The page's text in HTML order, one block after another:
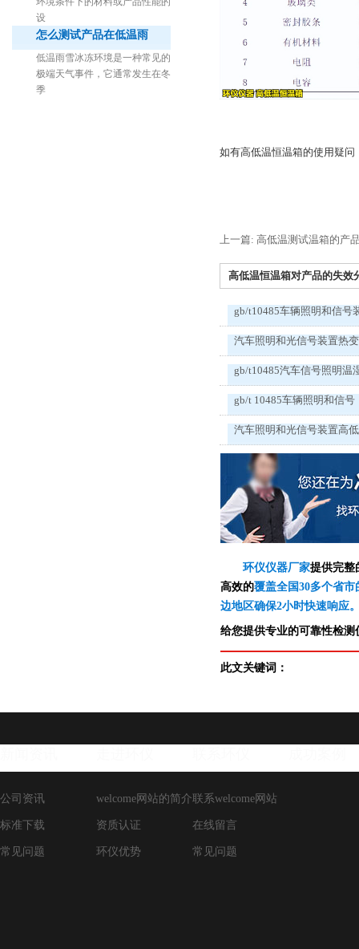
设
怎么测试产品在低温雨
低温雨雪冰冻环境是一种常见的
极端天气事件，它通常发生在冬
季
如有高低温恒温箱的使用疑问
上一篇: 高低温测试温箱的产
高低温恒温箱对产品的失效
gb/t10485车辆照明和信号
汽车照明和光信号装置热
gb/t10485汽车信号照明温
gb/t 10485车辆照明和信号
汽车照明和光信号装置高
环仪仪器厂家提供完整
高效的覆盖全国30多个省
边地区确保2小时快速响应
给您提供专业的可靠性检测
此文关键词：
公司资讯
标准下载
常见问题
welcome网站的简介
资质认证
环仪优势
联系welcome网站
在线留言
常见问题